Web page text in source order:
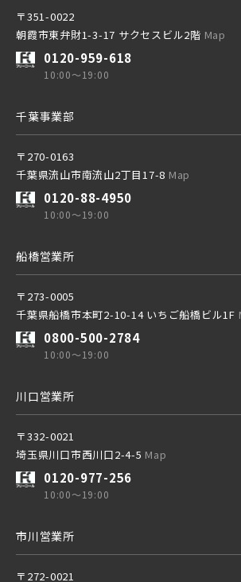
埼玉新都市交通 [伊奈線]
つくばエクスプレス
都営大江戸線
東葉高速鉄道
東京メトロ副都心線
京王井の頭線
京成松戸線
京成本線
京成押上線
京成成田スカイアクセス線
京成千葉線
西武線
西武池袋線
西武新宿線
西武有楽町線
20棟以上の大型分
〒351-0022
朝霞市東弁財1-3-17 サクセスビル2階 Map
0120-959-618
10:00～19:00
千葉事業部
〒270-0163
千葉県流山市南流山2丁目17-8 Map
0120-88-4950
10:00～19:00
船橋営業所
〒273-0005
千葉県船橋市本町2-10-14 いちご船橋ビル1F
0800-500-2784
10:00～19:00
川口営業所
〒332-0021
埼玉県川口市西川口2-4-5 Map
0120-977-256
10:00～19:00
市川営業所
〒272-0021